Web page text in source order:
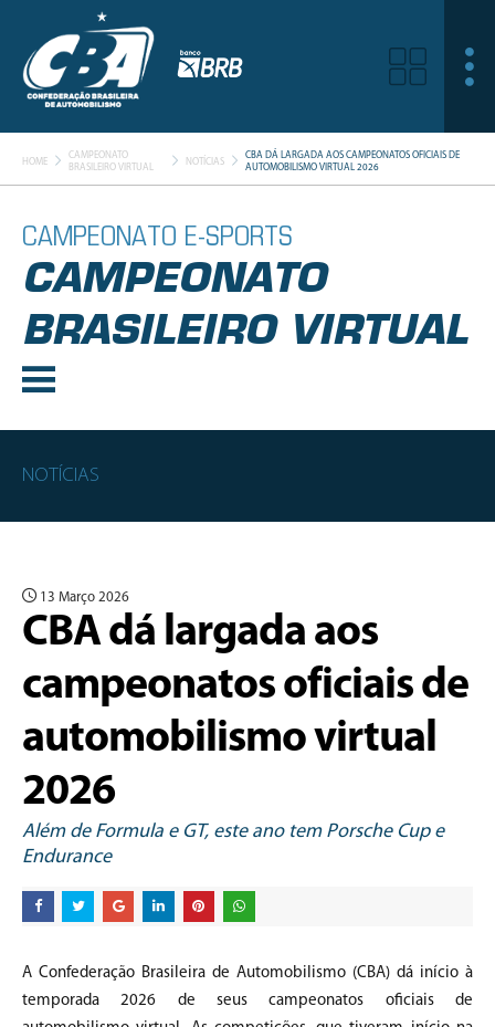
HOME
CAMPEONATO
BRASILEIRO VIRTUAL
NOTÍCIAS
CBA DÁ LARGADA AOS CAMPEONATOS OFICIAIS DE
AUTOMOBILISMO VIRTUAL 2026
CAMPEONATO E-SPORTS
CAMPEONATO
BRASILEIRO VIRTUAL
NOTÍCIAS
13 Março 2026
CBA dá largada aos
campeonatos oficiais de
automobilismo virtual
2026
Além de Formula e GT, este ano tem Porsche Cup e
Endurance
A Confederação Brasileira de Automobilismo (CBA) dá início à
temporada 2026 de seus campeonatos oficiais de